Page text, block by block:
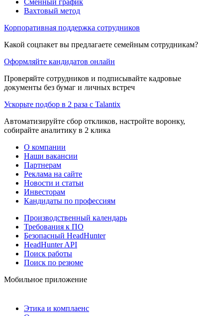
Вахтовый метод
Корпоративная поддержка сотрудников
Какой соцпакет вы предлагаете семейным сотрудникам?
Оформляйте кандидатов онлайн
Проверяйте сотрудников и подписывайте кадровые
документы без бумаг и личных встреч
Ускорьте подбор в 2 раза с Talantix
Автоматизируйте сбор откликов, настройте воронку,
собирайте аналитику в 2 клика
О компании
Наши вакансии
Партнерам
Реклама на сайте
Новости и статьи
Инвесторам
Кандидаты по профессиям
Производственный календарь
Требования к ПО
Безопасный HeadHunter
HeadHunter API
Поиск работы
Поиск по резюме
Мобильное приложение
Этика и комплаенс